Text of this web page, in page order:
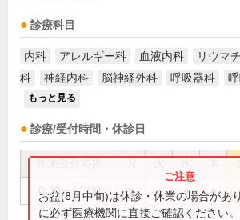
診療科目
内科 アレルギー科 血液内科 リウマ
科
神経内科 脳神経外科 呼吸器科
もっと見る
診療/受付時間・休診日
8:30～11:00 ● ● ● ● ●
お盆(8月中旬)は休診・休業の場合があ
に必ず医療機関に直接ご確認ください。